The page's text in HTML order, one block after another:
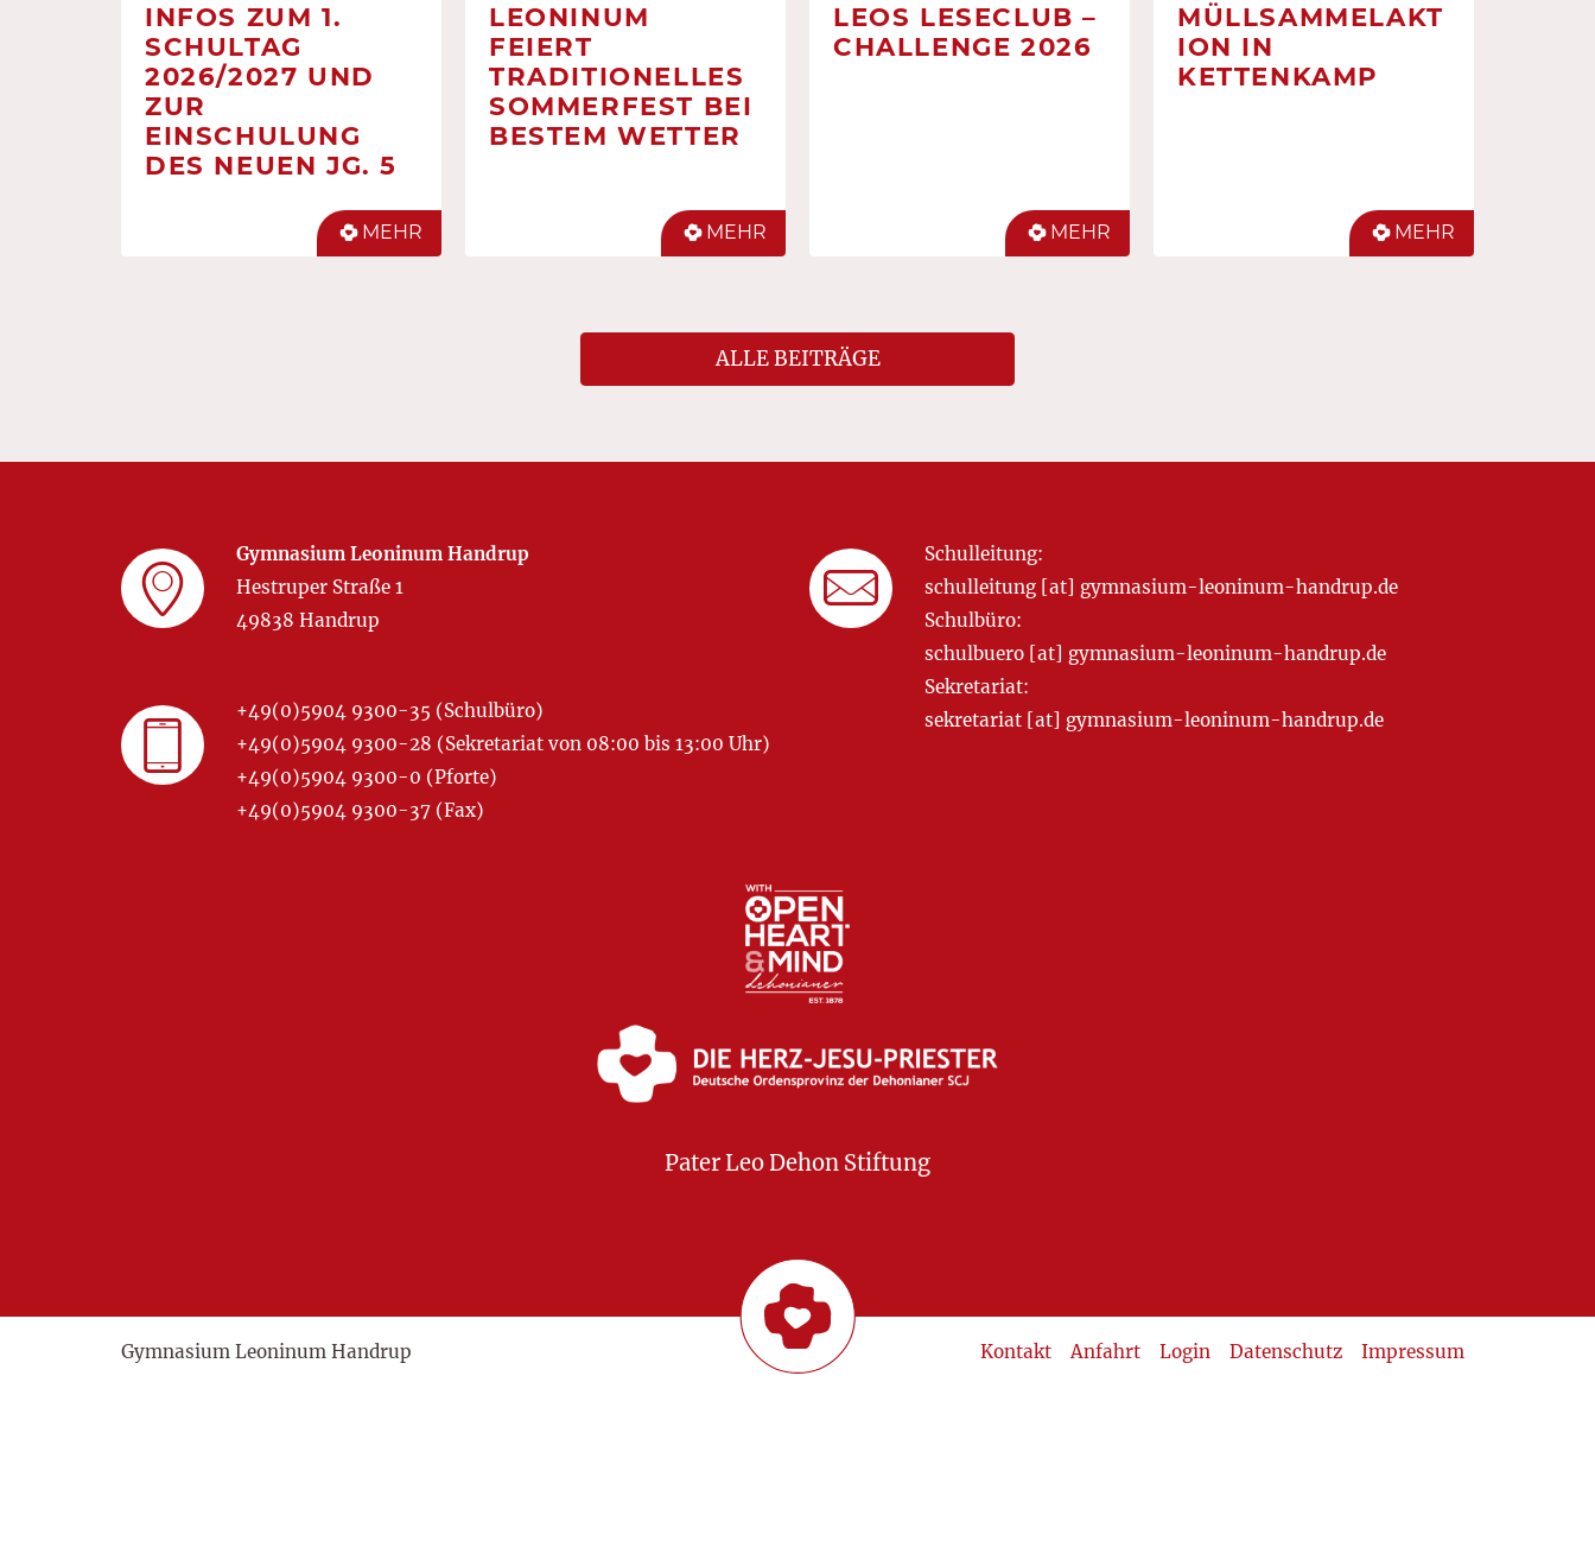
INFOS ZUM 1.
SCHULTAG
2026/2027 UND
ZUR
EINSCHULUNG
DES NEUEN JG. 5
MEHR
LEONINUM
FEIERT
TRADITIONELLES
SOMMERFEST BEI
BESTEM WETTER
MEHR
LEOS LESECLUB –
CHALLENGE 2026
MEHR
MÜLLSAMMELAKT
ION IN
KETTENKAMP
MEHR
ALLE BEITRÄGE
Gymnasium Leoninum Handrup
Hestruper Straße 1
49838 Handrup
+49(0)5904 9300-35 (Schulbüro)
+49(0)5904 9300-28 (Sekretariat von 08:00 bis 13:00 Uhr)
+49(0)5904 9300-0 (Pforte)
+49(0)5904 9300-37 (Fax)
Schulleitung:
schulleitung [at] gymnasium-leoninum-handrup.de
Schulbüro:
schulbuero [at] gymnasium-leoninum-handrup.de
Sekretariat:
sekretariat [at] gymnasium-leoninum-handrup.de
Pater Leo Dehon Stiftung
Kontakt Anfahrt Login Datenschutz Impressum
Gymnasium Leoninum Handrup